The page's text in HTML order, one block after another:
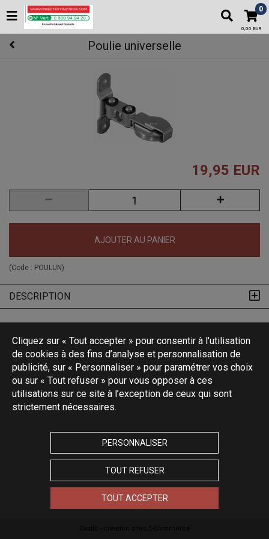
0
0,00 EUR
Poulie universelle
19,95 EUR
AJOUTER AU PANIER
(Code : POULUN )
DESCRIPTION
Cliquez sur « Tout accepter » pour consentir à l'utilisation
de cookies à des fins d’analyse et personnalisation de
publicité, sur « Personnaliser » pour paramétrer vos choix
ou sur « Tout refuser » pour vous opposer à ces
utilisations sur ce site à l’exception de ceux qui sont
strictement nécessaires.
PERSONNALISER
TOUT REFUSER
TOUT ACCEPTER